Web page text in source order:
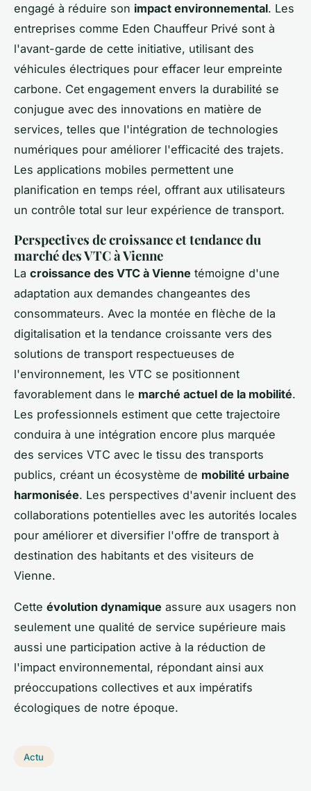
engagé à réduire son impact environnemental. Les
entreprises comme Eden Chauffeur Privé sont à
l'avant-garde de cette initiative, utilisant des
véhicules électriques pour effacer leur empreinte
carbone. Cet engagement envers la durabilité se
conjugue avec des innovations en matière de
services, telles que l'intégration de technologies
numériques pour améliorer l'efficacité des trajets.
Les applications mobiles permettent une
planification en temps réel, offrant aux utilisateurs
un contrôle total sur leur expérience de transport.
Perspectives de croissance et tendance du
marché des VTC à Vienne
La croissance des VTC à Vienne témoigne d'une
adaptation aux demandes changeantes des
consommateurs. Avec la montée en flèche de la
digitalisation et la tendance croissante vers des
solutions de transport respectueuses de
l'environnement, les VTC se positionnent
favorablement dans le marché actuel de la mobilité.
Les professionnels estiment que cette trajectoire
conduira à une intégration encore plus marquée
des services VTC avec le tissu des transports
publics, créant un écosystème de mobilité urbaine
harmonisée. Les perspectives d'avenir incluent des
collaborations potentielles avec les autorités locales
pour améliorer et diversifier l'offre de transport à
destination des habitants et des visiteurs de
Vienne.
Cette évolution dynamique assure aux usagers non
seulement une qualité de service supérieure mais
aussi une participation active à la réduction de
l'impact environnemental, répondant ainsi aux
préoccupations collectives et aux impératifs
écologiques de notre époque.
Actu